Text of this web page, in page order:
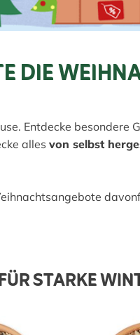
DIE
Entdecke besondere
alles von selbst
STARKE